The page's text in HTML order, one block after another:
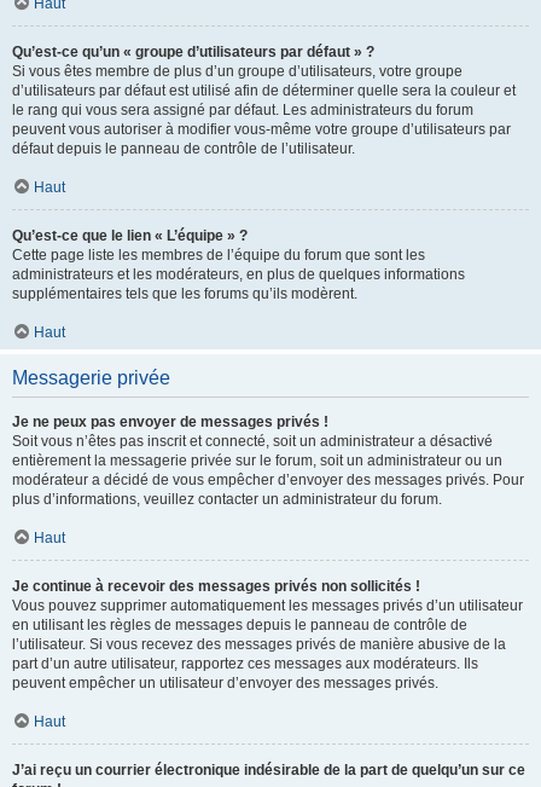
Haut
Qu’est-ce qu’un « groupe d’utilisateurs par défaut » ?
Si vous êtes membre de plus d’un groupe d’utilisateurs, votre groupe
d’utilisateurs par défaut est utilisé afin de déterminer quelle sera la couleur et
le rang qui vous sera assigné par défaut. Les administrateurs du forum
peuvent vous autoriser à modifier vous-même votre groupe d’utilisateurs par
défaut depuis le panneau de contrôle de l’utilisateur.
Haut
Qu’est-ce que le lien « L’équipe » ?
Cette page liste les membres de l’équipe du forum que sont les
administrateurs et les modérateurs, en plus de quelques informations
supplémentaires tels que les forums qu’ils modèrent.
Haut
Messagerie privée
Je ne peux pas envoyer de messages privés !
Soit vous n’êtes pas inscrit et connecté, soit un administrateur a désactivé
entièrement la messagerie privée sur le forum, soit un administrateur ou un
modérateur a décidé de vous empêcher d’envoyer des messages privés. Pour
plus d’informations, veuillez contacter un administrateur du forum.
Haut
Je continue à recevoir des messages privés non sollicités !
Vous pouvez supprimer automatiquement les messages privés d’un utilisateur
en utilisant les règles de messages depuis le panneau de contrôle de
l’utilisateur. Si vous recevez des messages privés de manière abusive de la
part d’un autre utilisateur, rapportez ces messages aux modérateurs. Ils
peuvent empêcher un utilisateur d’envoyer des messages privés.
Haut
J’ai reçu un courrier électronique indésirable de la part de quelqu’un sur ce